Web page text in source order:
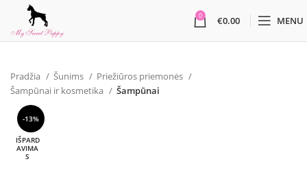
0 €0.00 MENU
Pradžia Šunims
Priežiūros priemonės
Šampūnai ir kosmetika
Šampūnai
-13%
IŠPARD
AVIMA
S